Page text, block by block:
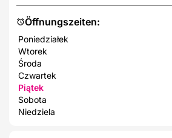
Öffnungszeiten:
Poniedziałek
Wtorek
Środa
Czwartek
Piątek
Sobota
Niedziela